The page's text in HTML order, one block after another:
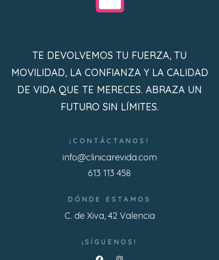
TE DEVOLVEMOS TU FUERZA, TU
MOVILIDAD, LA CONFIANZA Y LA CALIDAD
DE VIDA QUE TE MERECES. ABRAZA UN
FUTURO SIN LÍMITES.
¡CONTÁCTANOS!
info@clinicarevida.com
613 113 458
DÓNDE ESTAMOS
C. de Xiva, 42 Valencia
¡SÍGUENOS!